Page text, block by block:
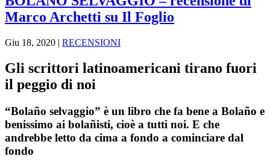
Marco Archetti su Il Foglio
Giu 18, 2020 | RECENSIONI
Gli scrittori latinoamericani tirano fuori
il peggio di noi
“Bolaño selvaggio” è un libro che fa bene a Bolaño e
benissimo ai bolañisti, cioè a tutti noi. E che
andrebbe letto da cima a fondo a cominciare dal
fondo